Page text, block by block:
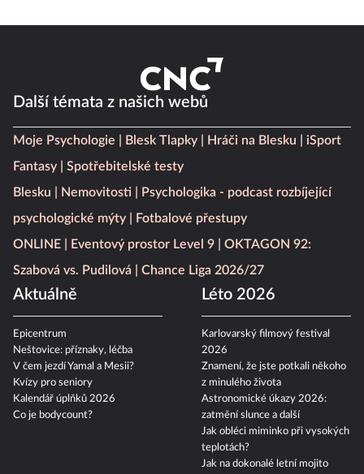
Další témata z našich webů
Moje Psychologie Blesk Tlapky Hráči na Blesku
iSport
Fantasy
Spotřebitelské testy
Blesku
Nemovitosti
Psychologika - podcast rozbíjející
psychologické mýty
Fotbalové přestupy
ONLINE
Eventový prostor Level 9
OKTAGON 92:
Szabová vs. Pudilová
Chance Liga 2026/27
Aktuálně
Epicentrum
Neštovice: příznaky, léčba
V čem jezdí Yamal a Mesii?
Kvízy pro seniory
Kalendář úplňků 2026
Co je bodycount?
Léto 2026
Karlovarský filmový festival
2026
Znamení, že jste potkali někoho
z minulého života
Astronomické úkazy 2026:
zatmění slunce a další
Jak obléci miminko při vysokých
teplotách?
Jak na dokonalé letní mojito